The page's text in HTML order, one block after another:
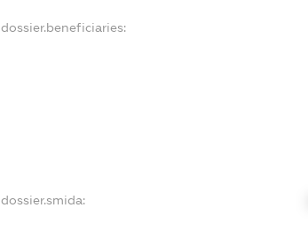
dossier.beneficiaries:
dossier.smida: